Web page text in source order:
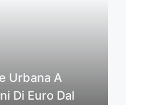
Urbana A
Di Euro Dal